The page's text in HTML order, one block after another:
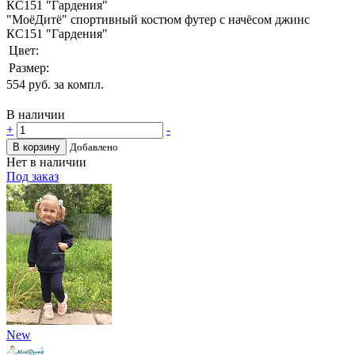
"МоёДитё" спортивный костюм футер с начёсом джинс
КС151 "Гардения"
Цвет:
Размер:
554 руб. за компл.
В наличии
+
-
В корзину Добавлено
Нет в наличии
Под заказ
New